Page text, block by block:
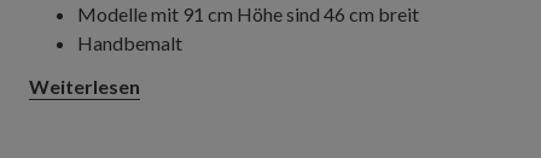
Modelle mit 91 cm Höhe sind 46 cm breit
Handbemalt
Hergestellt aus verzinktem Draht und Marmor mit
Weiterlesen